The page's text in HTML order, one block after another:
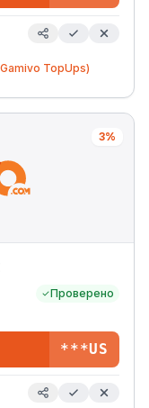
TopUps)
3%
Проверено
***US